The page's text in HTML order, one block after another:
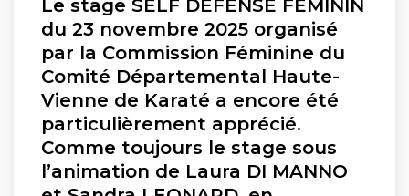
Le stage SELF DÉFENSE FÉMININ
du 23 novembre 2025 organisé
par la Commission Féminine du
Comité Départemental Haute-
Vienne de Karaté a encore été
particulièrement apprécié.
Comme toujours le stage sous
l’animation de Laura DI MANNO